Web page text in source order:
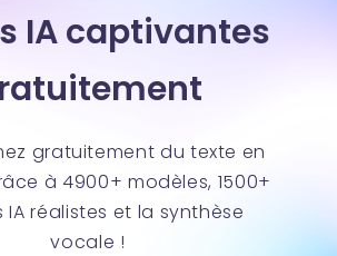
IA captivantes
gratuitement du texte en
à 4900+ modèles, 1500+
réalistes et la synthèse
vocale !